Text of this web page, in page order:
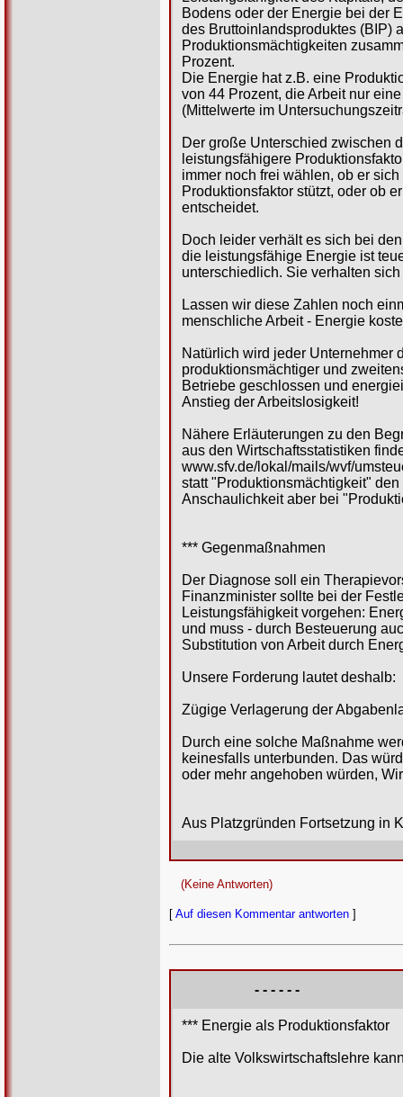
Bodens oder der Energie bei der
des Bruttoinlandsproduktes (BIP)
Produktionsmächtigkeiten
Prozent.
Die Energie hat z.B. eine
von 44 Prozent, die Arbeit nur
(Mittelwerte im
Der große Unterschied zwischen
leistungsfähigere
immer noch frei wählen, ob er
Produktionsfaktor stützt, oder ob
entscheidet.
Doch leider verhält es sich bei
die leistungsfähige Energie ist
unterschiedlich. Sie verhalten
Lassen wir diese Zahlen noch
menschliche Arbeit - Energie
Natürlich wird jeder Unternehmer
produktionsmächtiger und
Betriebe geschlossen und
Anstieg der Arbeitslosigkeit!
Nähere Erläuterungen zu den
aus den Wirtschaftsstatistiken
www.sfv.de/lokal/mails/wvf/
statt "Produktionsmächtigkeit"
Anschaulichkeit aber bei
*** Gegenmaßnahmen
Der Diagnose soll ein
Finanzminister sollte bei der
Leistungsfähigkeit vorgehen:
und muss - durch Besteuerung
Substitution von Arbeit durch
Unsere Forderung lautet deshalb:
Zügige Verlagerung der
Durch eine solche Maßnahme
keinesfalls unterbunden. Das
oder mehr angehoben würden,
Aus Platzgründen Fortsetzung in
(Keine Antworten)
[ Auf diesen Kommentar antworten ]
- - - - - -
*** Energie als Produktionsfaktor
Die alte Volkswirtschaftslehre